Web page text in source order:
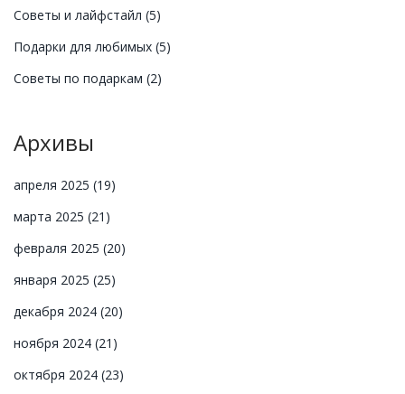
Советы и лайфстайл (5)
Подарки для любимых (5)
Советы по подаркам (2)
Архивы
апреля 2025 (19)
марта 2025 (21)
февраля 2025 (20)
января 2025 (25)
декабря 2024 (20)
ноября 2024 (21)
октября 2024 (23)